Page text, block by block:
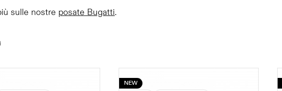
sulle nostre posate Bugatti.
NEW